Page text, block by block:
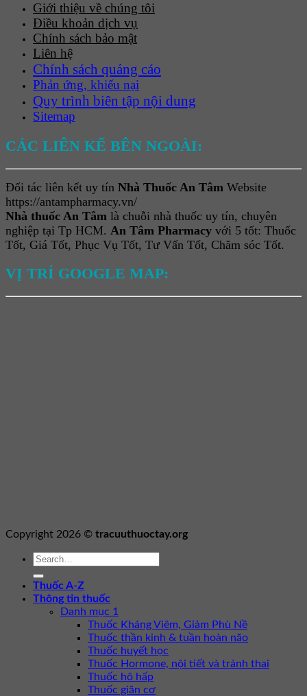
Giới thiệu về chúng tôi
Điều khoản dịch vụ
Chính sách bảo mật
Liên hệ
Chính sách quảng cáo
Phản ứng, khiếu nại
Quy trình biên tập nội dung
Sitemap
CÁC LIÊN KẾ BÊN NGOÀI:
Đối tác liên kết uy tín Nhà Thuốc An Tâm Website
https://antampharmacy.vn/
Nhà thuốc An Tâm là chuỗi nhà thuốc uy tín, chuyên
nghiệp tại Tp HCM. An Tâm Pharmacy với 5 tốt: Thuốc
Tốt, Giá Tốt, Phục Vụ Tốt, Tư Vấn Tốt, Chăm sóc Tốt.
VỊ TRÍ GOOGLE MAP:
Copyright 2026 © tracuuthuoctay.org
Thuốc A-Z
Thông tin thuốc
Danh mục 1
Thuốc Kháng Viêm, Giảm Phù Nề
Thuốc thần kinh & tuần hoàn não
Thuốc huyết học
Thuốc Hormone, nội tiết và tránh thai
Thuốc hô hấp
Thuốc giãn cơ